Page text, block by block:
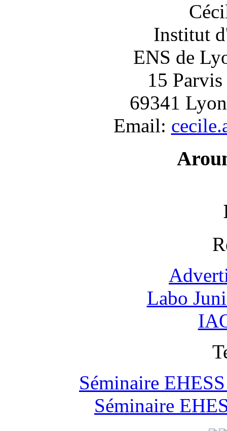
Institut
ENS de
15 Parvis
69341
Email:
Labo
Séminaire
Séminaire